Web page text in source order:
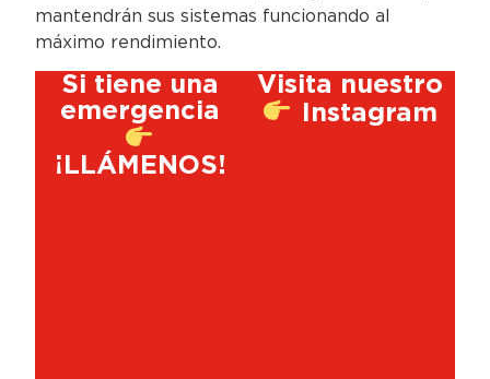
mantendrán sus sistemas funcionando al
máximo rendimiento.
Si tiene una
emergencia
¡LLÁMENOS!
Visita nuestro
Instagram